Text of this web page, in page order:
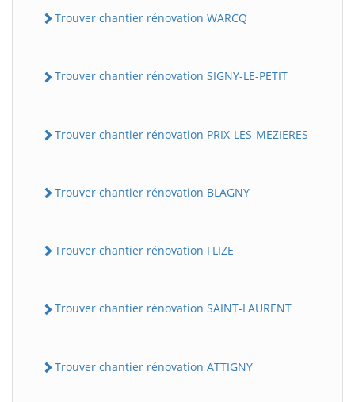
Trouver chantier rénovation WARCQ
Trouver chantier rénovation SIGNY-LE-PETIT
Trouver chantier rénovation PRIX-LES-MEZIERES
Trouver chantier rénovation BLAGNY
Trouver chantier rénovation FLIZE
Trouver chantier rénovation SAINT-LAURENT
Trouver chantier rénovation ATTIGNY